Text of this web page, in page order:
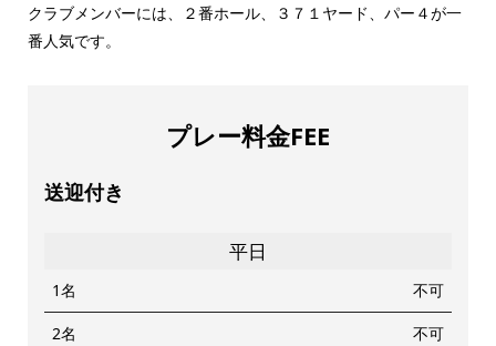
クラブメンバーには、２番ホール、３７１ヤード、パー４が一
番人気です。
プレー料金FEE
送迎付き
平日
1名 不可
2名 不可